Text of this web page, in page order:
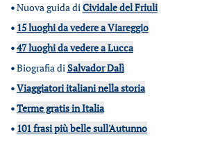
•Nuova guida diCividale del Friuli
• 15 luoghi da vedere a Viareggio
•47 luoghi da vedere a Lucca
•Biografia diSalvador Dalì
•Viaggiatori italiani nella storia
•Terme gratis in Italia
• 101 frasi più belle sull'Autunno